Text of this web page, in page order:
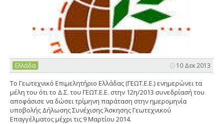
Ελλάδα 10 Δεκ 2013
Tο Γεωτεχνικό Επιμελητήριο Ελλάδας (ΓΕΩΤ.Ε.Ε.) ενημερώνει τα
μέλη του ότι το Δ.Σ. του ΓΕΩΤ.Ε.Ε. στην 12η/2013 συνεδρίασή του
αποφάσισε να δώσει τρίμηνη παράταση στην ημερομηνία
υποβολής Δήλωσης Συνέχισης Άσκησης Γεωτεχνικού
Επαγγέλματος μέχρι τις 9 Μαρτίου 2014.